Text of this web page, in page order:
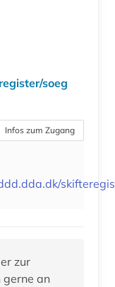
soeg
Infos zum Zugang
zur
gerne an